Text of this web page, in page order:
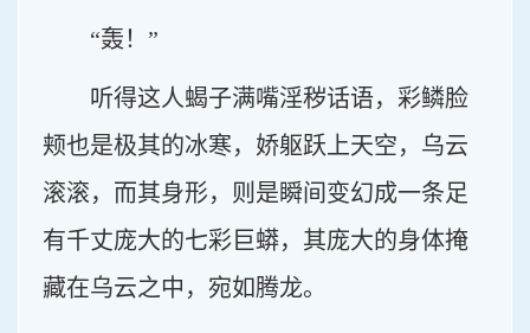
“轰！”
听得这人蝎子满嘴淫秽话语，彩鳞脸
颊也是极其的冰寒，娇躯跃上天空，乌云
滚滚，而其身形，则是瞬间变幻成一条足
有千丈庞大的七彩巨蟒，其庞大的身体掩
藏在乌云之中，宛如腾龙。